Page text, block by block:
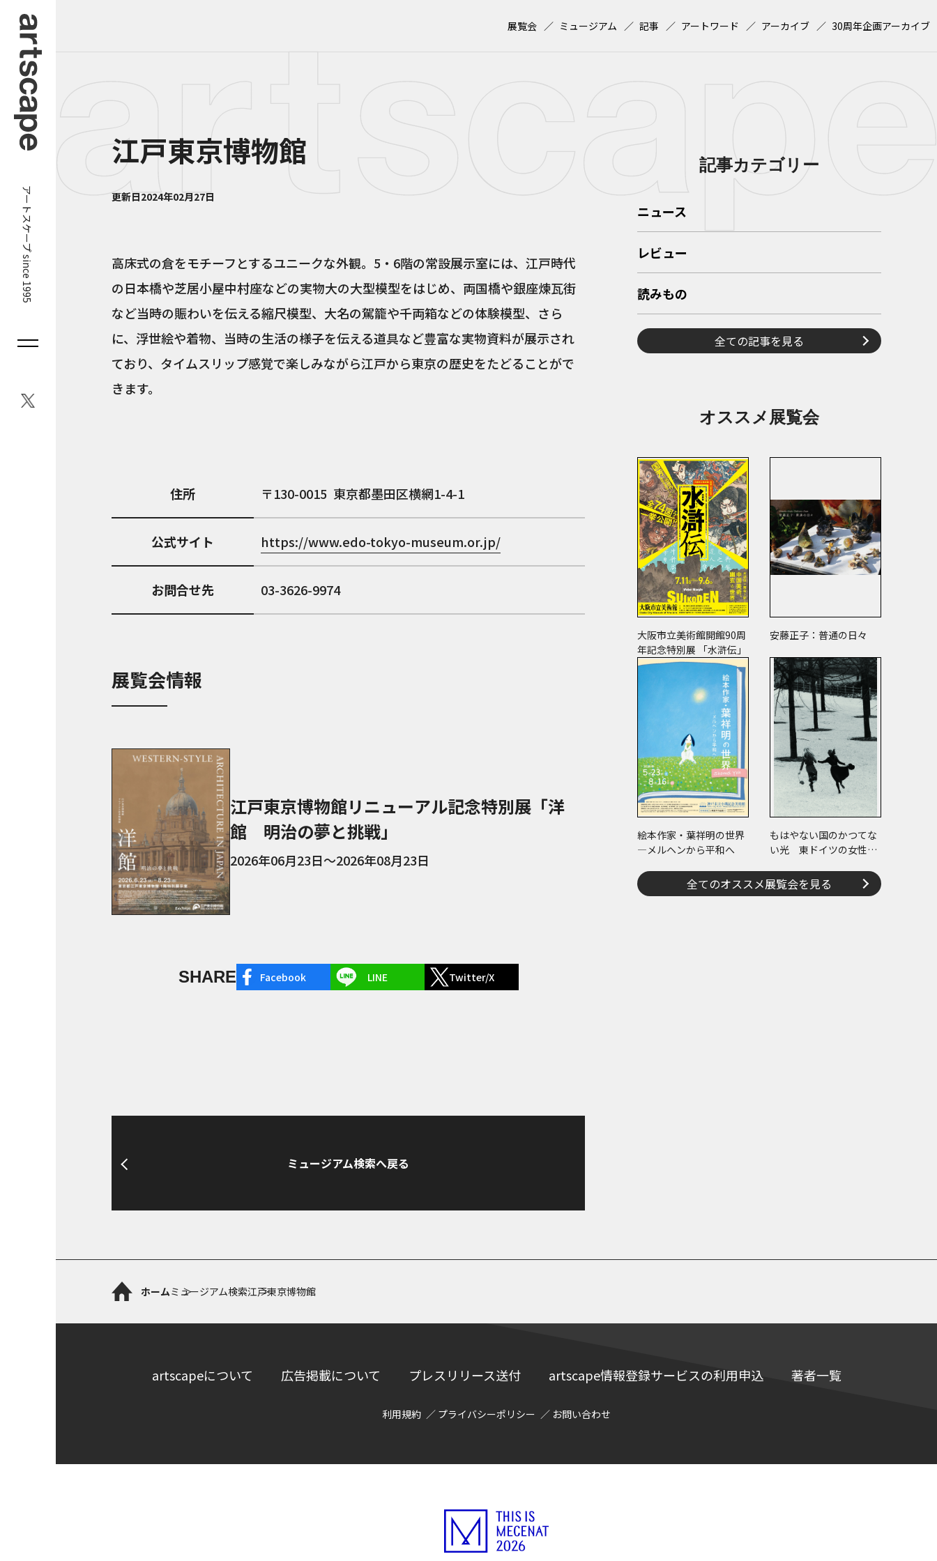
アートスケープ since 1995
展覧会 ミュージアム 記事 アートワード アーカイブ 30周年企画アーカイブ
江戸東京博物館
更新日2024年02月27日
高床式の倉をモチーフとするユニークな外観。5・6階の常設展示室には、江戸時代
の日本橋や芝居小屋中村座などの実物大の大型模型をはじめ、両国橋や銀座煉瓦街
など当時の賑わいを伝える縮尺模型、大名の駕籠や千両箱などの体験模型、さら
に、浮世絵や着物、当時の生活の様子を伝える道具など豊富な実物資料が展示され
ており、タイムスリップ感覚で楽しみながら江戸から東京の歴史をたどることがで
きます。
住所 130-0015 東京都墨田区横網1-4-1
公式サイト https://www.edo-tokyo-museum.or.jp/
お問合せ先 03-3626-9974
展覧会情報
江戸東京博物館リニューアル記念特別展「洋
館 明治の夢と挑戦」
2026年06月23日～2026年08月23日
SHARE Facebook LINE Twitter/X
ミュージアム検索へ戻る
記事カテゴリー
ニュース
レビュー
読みもの
全ての記事を見る
オススメ展覧会
大阪市立美術館開館90周
年記念特別展 「水滸伝」
安藤正子：普通の日々
絵本作家・葉祥明の世界
―メルヘンから平和へ
もはやない国のかつてな
い光 東ドイツの女性写
全てのオススメ展覧会を見る
ホームミュージアム検索江戸東京博物館
artscapeについて 広告掲載について プレスリリース送付 artscape情報登録サービスの利用申込 著者一覧
利用規約 プライバシーポリシー お問い合わせ